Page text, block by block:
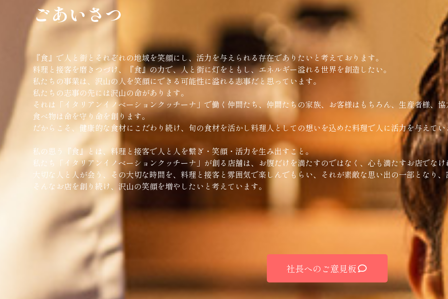
ごあいさつ
『食』で人と街とそれぞれの地域を笑顔にし、活力を与えられる存在でありたいと考えております。
料理と接客を磨きつづけ、『食』の力で、人と街に灯をともし、エネルギー溢れる世界を創造したい。
私たちの事業は、沢山の人を笑顔にできる可能性に溢れる志事だと思っています。
私たちの志事の先には沢山の命があります。
それは「イタリアンイノベーションクッチーナ」で働く仲間たち、仲間たちの家族、お客様はもちろん、生産者様、
食べ物は命を守り命を創ります。
だからこそ、健康的な食材にこだわり続け、旬の食材を活かし料理人としての想いを込めた料理で人に活力を与えて
私の思う『食』とは、料理と接客で人と人を繋ぎ・笑顔・活力を生み出すこと。
私たち「イタリアンイノベーションクッチーナ」が創る店舗は、お腹だけを満たすのではなく、心も満たすお店でな
大切な人と人が会う、その大切な時間を、料理と接客と雰囲気で楽しんでもらい、それが素敵な思い出の一部となり
そんなお店を創り続け、沢山の笑顔を増やしたいと考えています。
社長へのご意見板